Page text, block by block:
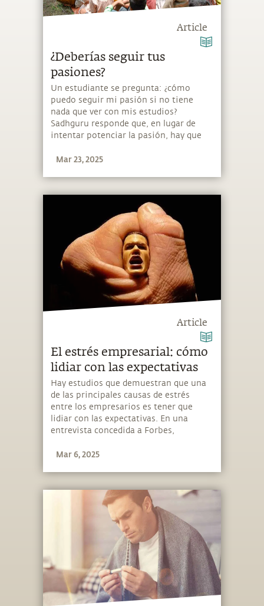
Article
¿Deberías seguir tus
pasiones?
Un estudiante se pregunta: ¿cómo
puedo seguir mi pasión si no tiene
nada que ver con mis estudios?
Sadhguru responde que, en lugar de
intentar potenciar la pasión, hay que
Mar 23, 2025
Article
El estrés empresarial: cómo
lidiar con las expectativas
Hay estudios que demuestran que una
de las principales causas de estrés
entre los empresarios es tener que
lidiar con las expectativas. En una
entrevista concedida a Forbes,
sobre este tema.
Mar 6, 2025